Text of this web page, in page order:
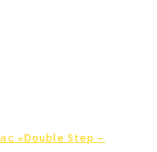
«Double Step –